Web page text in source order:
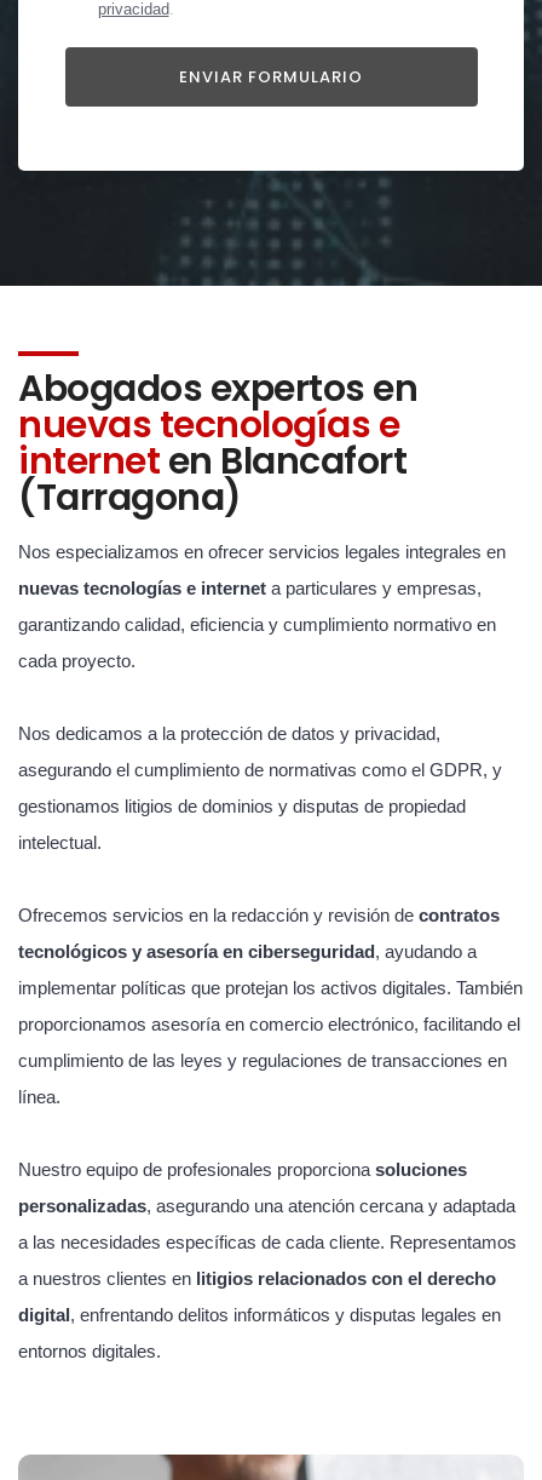
privacidad.
Abogados expertos en
nuevas tecnologías e
interneten Blancafort
(Tarragona)
Nos especializamos en ofrecer servicios legales integrales en
nuevas tecnologías e internet a particulares y empresas,
garantizando calidad, eficiencia y cumplimiento normativo en
cada proyecto.
Nos dedicamos a la protección de datos y privacidad,
asegurando el cumplimiento de normativas como el GDPR, y
gestionamos litigios de dominios y disputas de propiedad
intelectual.
Ofrecemos servicios en la redacción y revisión de contratos
tecnológicos y asesoría en ciberseguridad, ayudando a
implementar políticas que protejan los activos digitales. También
proporcionamos asesoría en comercio electrónico, facilitando el
cumplimiento de las leyes y regulaciones de transacciones en
línea.
Nuestro equipo de profesionales proporciona soluciones
personalizadas, asegurando una atención cercana y adaptada
a las necesidades específicas de cada cliente. Representamos
a nuestros clientes en litigios relacionados con el derecho
digital, enfrentando delitos informáticos y disputas legales en
entornos digitales.